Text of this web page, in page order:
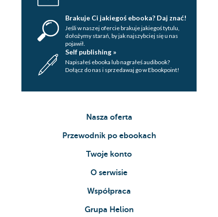
Brakuje Ci jakiegoś ebooka? Daj znać!
Jeśli w naszej ofercie brakuje jakiegoś tytulu,
dołożymy starań, by jak najszybciej się u nas
pojawił.
Self publishing »
Napisałeś ebooka lub nagrałeś audibook?
Dołącz do nas i sprzedawaj go w Ebookpoint!
Nasza oferta
Przewodnik po ebookach
Twoje konto
O serwisie
Współpraca
Grupa Helion